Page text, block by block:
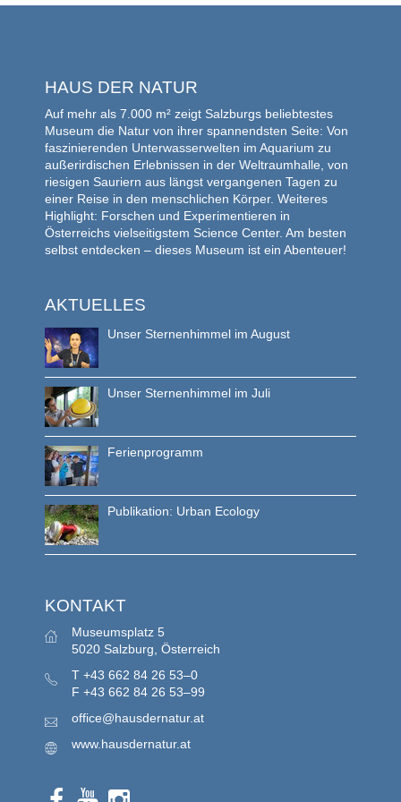
HAUS DER NATUR
Auf mehr als 7.000 m² zeigt Salzburgs beliebtestes
Museum die Natur von ihrer spannendsten Seite: Von
faszinierenden Unterwasserwelten im Aquarium zu
außerirdischen Erlebnissen in der Weltraumhalle, von
riesigen Sauriern aus längst vergangenen Tagen zu
einer Reise in den menschlichen Körper. Weiteres
Highlight: Forschen und Experimentieren in
Österreichs vielseitigstem Science Center. Am besten
selbst entdecken – dieses Museum ist ein Abenteuer!
AKTUELLES
Unser Sternenhimmel im August
Unser Sternenhimmel im Juli
Ferienprogramm
Publikation: Urban Ecology
KONTAKT
Museumsplatz 5
5020 Salzburg, Österreich
T +43 662 84 26 53–0
F +43 662 84 26 53–99
office@hausdernatur.at
www.hausdernatur.at